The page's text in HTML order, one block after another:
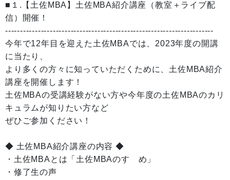
■１.【土佐MBA】土佐MBA紹介講座（教室＋ライブ配
信）開催！
----------------------------------------------------------------------
今年で12年目を迎えた土佐MBAでは、2023年度の開講
に当たり、
より多くの方々に知っていただくために、土佐MBA紹介
講座を開催します！
土佐MBAの受講経験がない方や今年度の土佐MBAのカリ
キュラムが知りたい方など
ぜひご参加ください！
◆ 土佐MBA紹介講座の内容 ◆
・土佐MBAとは「土佐MBAのすゝめ」
・修了生の声